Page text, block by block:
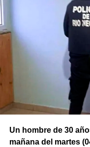
Un hombre de 30
mañana del martes